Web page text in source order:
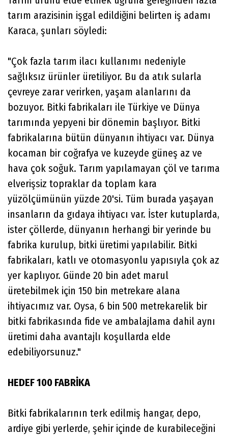
tarım arazisinin işgal edildiğini belirten iş adamı
Karaca, şunları söyledi:
"Çok fazla tarım ilacı kullanımı nedeniyle
sağlıksız ürünler üretiliyor. Bu da atık sularla
çevreye zarar verirken, yaşam alanlarını da
bozuyor. Bitki fabrikaları ile Türkiye ve Dünya
tarımında yepyeni bir dönemin başlıyor. Bitki
fabrikalarına bütün dünyanın ihtiyacı var. Dünya
kocaman bir coğrafya ve kuzeyde güneş az ve
hava çok soğuk. Tarım yapılamayan çöl ve tarıma
elverişsiz topraklar da toplam kara
yüzölçümünün yüzde 20'si. Tüm burada yaşayan
insanların da gıdaya ihtiyacı var. İster kutuplarda,
ister çöllerde, dünyanın herhangi bir yerinde bu
fabrika kurulup, bitki üretimi yapılabilir. Bitki
fabrikaları, katlı ve otomasyonlu yapısıyla çok az
yer kaplıyor. Günde 20 bin adet marul
üretebilmek için 150 bin metrekare alana
ihtiyacımız var. Oysa, 6 bin 500 metrekarelik bir
bitki fabrikasında fide ve ambalajlama dahil aynı
üretimi daha avantajlı koşullarda elde
edebiliyorsunuz."
HEDEF 100 FABRİKA
Bitki fabrikalarının terk edilmiş hangar, depo,
ardiye gibi yerlerde, şehir içinde de kurabileceğini